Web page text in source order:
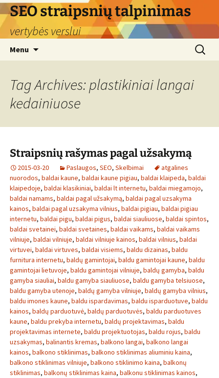
Skip
to
content
SEO straipsnių talpinimas
vertybės verslui
Menu
Search
for:
Tag Archives: plastikiniai langai
kedainiuose
Straipsnių rašymas pagal užsakymą
2015-03-20 Paslaugos, SEO, Skelbimai
atgalines
nuorodos, baldai kaune, baldai kaune pigiau, baldai klaipeda, baldai
klaipedoje, baldai klasikiniai, baldai lt internetu, baldai miegamojo,
baldai namams, baldai pagal užsakymą, baldai pagal uzsakyma
kainos, baldai pagal uzsakyma vilnius, baldai pigiau, baldai pigiau
internetu, baldai pigu, baldai pigus, baldai siauliuose, baldai spintos,
baldai svetainei, baldai svetaines, baldai vaikams, baldai vaikams
vilniuje, baldai vilniuje, baldai vilniuje kainos, baldai vilnius, baldai
virtuvei, baldai virtuves, baldai visiems, baldu dizainas, baldu
furnitura internetu, baldų gamintojai, baldu gamintojai kaune, baldu
gamintojai lietuvoje, baldu gamintojai vilniuje, baldų gamyba, baldu
gamyba siauliai, baldu gamyba siauliuose, baldu gamyba telsiuose,
baldu gamyba utenoje, baldų gamyba vilniuje, baldų gamyba vilnius,
baldu imones kaune, baldu ispardavimas, baldu isparduotuve, baldu
kainos, baldų parduotuvė, baldų parduotuvės, baldu parduotuves
kaune, baldu prekyba internetu, baldų projektavimas, baldu
projektavimas internete, baldu projektuotojas, baldu rojus, baldu
uzsakymas, balinantis kremas, balkono langai, balkono langai
kainos, balkono stiklinimas, balkono stiklinimas aliuminiu kaina,
balkono stiklinimas vilniuje, balkono stiklinimo kaina, balkonų
stiklinimas, balkonų stiklinimas kaina, balkonu stiklinimas kainos,